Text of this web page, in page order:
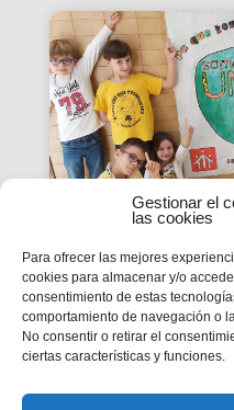
Gestionar el
las cookies
Para ofrecer las mejores
cookies para almacenar y/o
consentimiento de estas
comportamiento de navegación o
No consentir o retirar el
ciertas características y funciones.
La Revista
balance del
'Somos Uno'
balance del